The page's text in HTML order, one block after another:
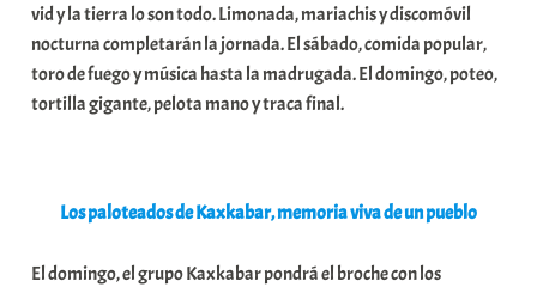
vid y la tierra lo son todo. Limonada, mariachis y discomóvil
nocturna completarán la jornada. El sábado, comida popular,
toro de fuego y música hasta la madrugada. El domingo, poteo,
tortilla gigante, pelota mano y traca final.
Los paloteados de Kaxkabar, memoria viva de un pueblo
El domingo, el grupo Kaxkabar pondrá el broche con los